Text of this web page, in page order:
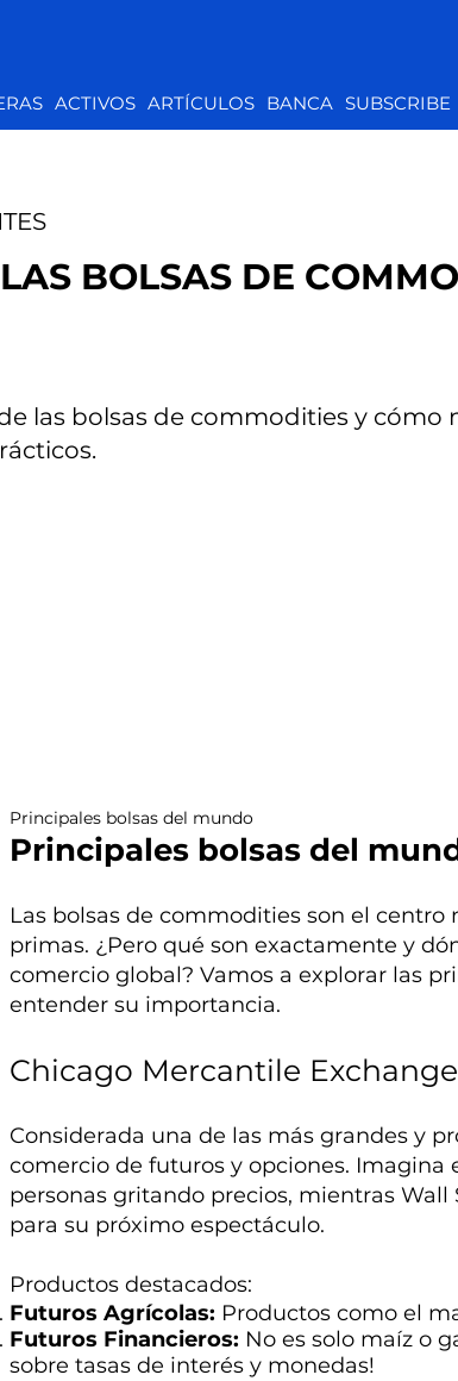
ACTIVOS ARTÍCULOS BANCA SUBSCRIBE
Principales bolsas del mundo
Principales bolsas del
Las bolsas de commodities son el
primas. ¿Pero qué son exactamente y
comercio global? Vamos a explorar las
entender su importancia.
Chicago Mercantile Exchange
Considerada una de las más grandes y
comercio de futuros y opciones.
personas gritando precios, mientras
para su próximo espectáculo.
Productos destacados:
Futuros Agrícolas: Productos como el
Futuros Financieros: No es solo maíz o
sobre tasas de interés y monedas!
BOLSAS DE
las bolsas de commodities y cómo